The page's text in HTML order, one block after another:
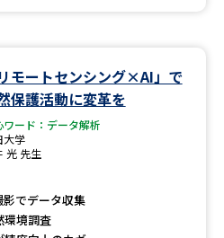
リモートセンシング×AI」で
保護活動に変革を
ワード：データ解析
大学
光 先生
影でデータ収集
環境調査